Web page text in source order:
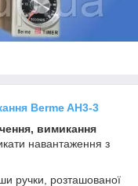
Berme AH3-3
вимикання
навантаження з
ручки, розташованої